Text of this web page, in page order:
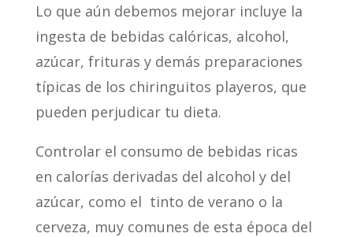
Lo que aún debemos mejorar incluye la
ingesta de bebidas calóricas, alcohol,
azúcar, frituras y demás preparaciones
típicas de los chiringuitos playeros, que
pueden perjudicar tu dieta.
Controlar el consumo de bebidas ricas
en calorías derivadas del alcohol y del
azúcar, como el tinto de verano o la
cerveza, muy comunes de esta época del